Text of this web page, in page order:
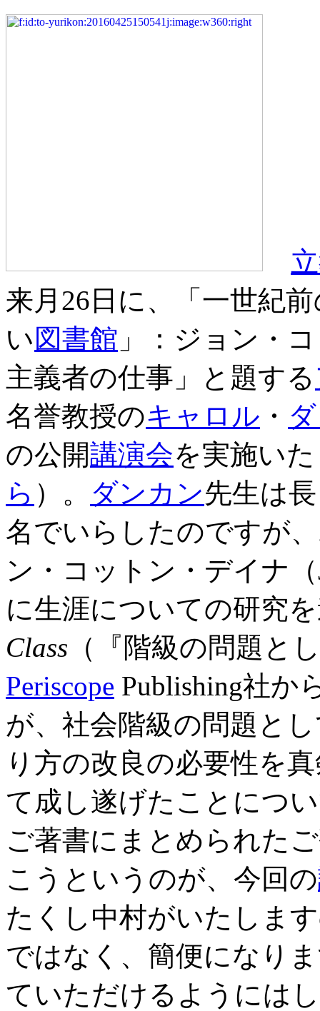
来月26日に、「一世紀
い 図書館 」：ジョン・
主義者の仕事」と題する
名誉教授のキャロル ・
の公開講演会を実施い
ら ）。 ダンカン先生は
名でいらしたのですが
ン・コットン・デイナ（
に生涯についての研究
Class （『階級の問題と
Periscope Publishing社か
が、社会階級の問題と
り方の改良の必要性を
て成し遂げたことにつ
ご著書にまとめられた
こうというのが、今回の
たくし中村がいたしま
ではなく、簡便になり
ていただけるようには